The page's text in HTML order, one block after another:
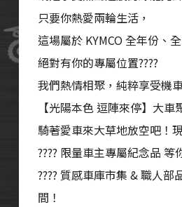
只要你熱愛兩輪生活，
這場屬於 KYMCO 全年份、
絕對有你的專屬位置????
我們熱情相聚，純粹享受機
【光陽本色 逗陣來停】大車
騎著愛車來大草地放空吧！
???? 限量車主專屬紀念品 等
???? 質感車庫市集 & 職人部
間！